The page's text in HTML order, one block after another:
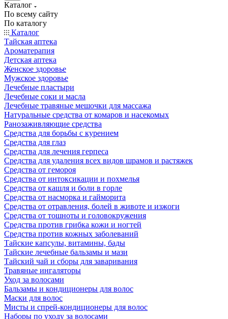
Каталог
По всему сайту
По каталогу
Каталог
Тайская аптека
Ароматерапия
Детская аптека
Женское здоровье
Мужское здоровье
Лечебные пластыри
Лечебные соки и масла
Лечебные травяные мешочки для массажа
Натуральные средства от комаров и насекомых
Ранозаживляющие средства
Средства для борьбы с курением
Средства для глаз
Средства для лечения герпеса
Средства для удаления всех видов шрамов и растяжек
Средства от гемороя
Средства от интоксикации и похмелья
Средства от кашля и боли в горле
Средства от насморка и гайморита
Средства от отравления, болей в животе и изжоги
Средства от тошноты и головокружения
Средства против грибка кожи и ногтей
Средства против кожных заболеваний
Тайские капсулы, витамины, бады
Тайские лечебные бальзамы и мази
Тайский чай и сборы для заваривания
Травяные ингаляторы
Уход за волосами
Бальзамы и кондиционеры для волос
Маски для волос
Мисты и спрей-кондиционеры для волос
Наборы по уходу за волосами